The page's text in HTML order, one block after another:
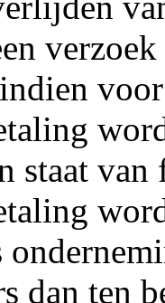
staat
dan ten